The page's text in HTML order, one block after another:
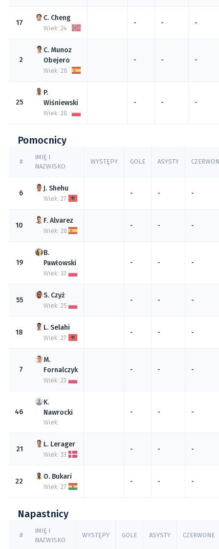
17
Cheng
Wiek: 24
- - -
2
Munoz
Obejero
Wiek: 28
- - -
25 Wiśniewski
Wiek: 28
- - -
Pomocnicy
#
IMIĘ I
NAZWISKO
WYSTĘPY GOLE ASYSTY
6
Shehu
Wiek: 27
- - -
10
Alvarez
Wiek: 28
- - -
19 Pawłowski
Wiek: 33
- - -
55
Czyż
Wiek: 25
- - -
18
Selahi
Wiek: 27
- - -
7 Fornalczyk
Wiek: 23
- - -
46 Nawrocki
Wiek:
- - -
21
Lerager
Wiek: 33
- - -
22
Bukari
Wiek: 27
- - -
Napastnicy
#
IMIĘ I
NAZWISKO
WYSTĘPY GOLE ASYSTY CZERWONE